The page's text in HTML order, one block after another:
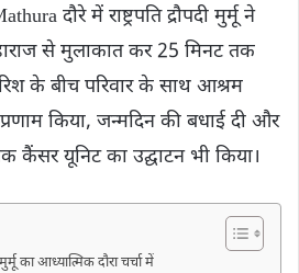
दौरे में राष्ट्रपति द्रौपदी मुर्मू ने
से मुलाकात कर 25 मिनट तक
के बीच परिवार के साथ आश्रम
प्रणाम किया, जन्मदिन की बधाई दी और
कैंसर यूनिट का उद्घाटन भी किया।
मुर्मू का आध्यात्मिक दौरा चर्चा में